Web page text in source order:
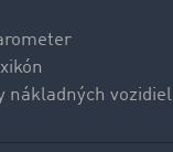
nákladných vozidiel